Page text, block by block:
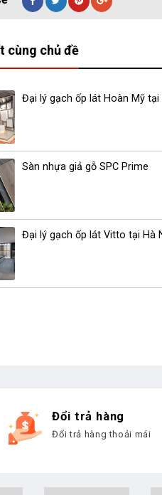
cùng chủ đề
Đại lý gạch ốp lát Hoàn Mỹ tại
Sàn nhựa giả gỗ SPC Prime
Đại lý gạch ốp lát Vitto tại Hà
Đổi trả hàng
Đổi trả hàng thoải mái